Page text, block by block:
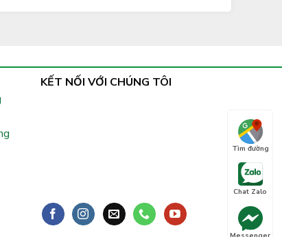
KẾT NỐI VỚI CHÚNG TÔI
Tìm đường
Chat Zalo